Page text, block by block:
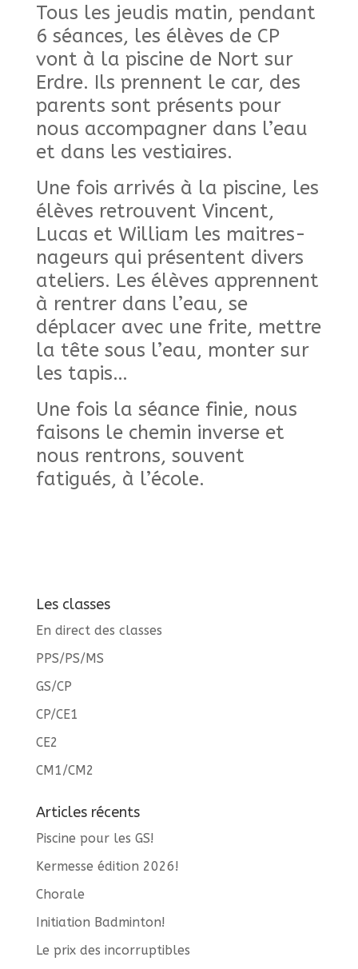
Tous les jeudis matin, pendant
6 séances, les élèves de CP
vont à la piscine de Nort sur
Erdre. Ils prennent le car, des
parents sont présents pour
nous accompagner dans l’eau
et dans les vestiaires.
Une fois arrivés à la piscine, les
élèves retrouvent Vincent,
Lucas et William les maitres-
nageurs qui présentent divers
ateliers. Les élèves apprennent
à rentrer dans l’eau, se
déplacer avec une frite, mettre
la tête sous l’eau, monter sur
les tapis…
Une fois la séance finie, nous
faisons le chemin inverse et
nous rentrons, souvent
fatigués, à l’école.
Les classes
En direct des classes
PPS/PS/MS
GS/CP
CP/CE1
CE2
CM1/CM2
Articles récents
Piscine pour les GS!
Kermesse édition 2026!
Chorale
Initiation Badminton!
Le prix des incorruptibles